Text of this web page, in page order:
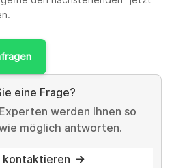
eine Frage?
werden Ihnen so
möglich antworten.